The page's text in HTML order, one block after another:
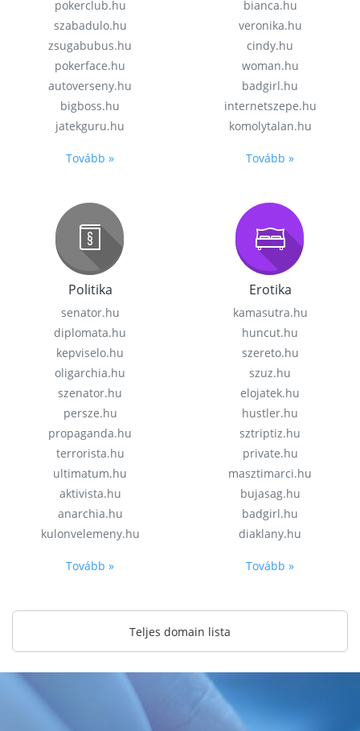
pokerclub.hu
szabadulo.hu
zsugabubus.hu
pokerface.hu
autoverseny.hu
bigboss.hu
jatekguru.hu
Tovább »
bianca.hu
veronika.hu
cindy.hu
woman.hu
badgirl.hu
internetszepe.hu
komolytalan.hu
Tovább »
Politika
senator.hu
diplomata.hu
kepviselo.hu
oligarchia.hu
szenator.hu
persze.hu
propaganda.hu
terrorista.hu
ultimatum.hu
aktivista.hu
anarchia.hu
kulonvelemeny.hu
Tovább »
Erotika
kamasutra.hu
huncut.hu
szereto.hu
szuz.hu
elojatek.hu
hustler.hu
sztriptiz.hu
private.hu
masztimarci.hu
bujasag.hu
badgirl.hu
diaklany.hu
Tovább »
Teljes domain lista